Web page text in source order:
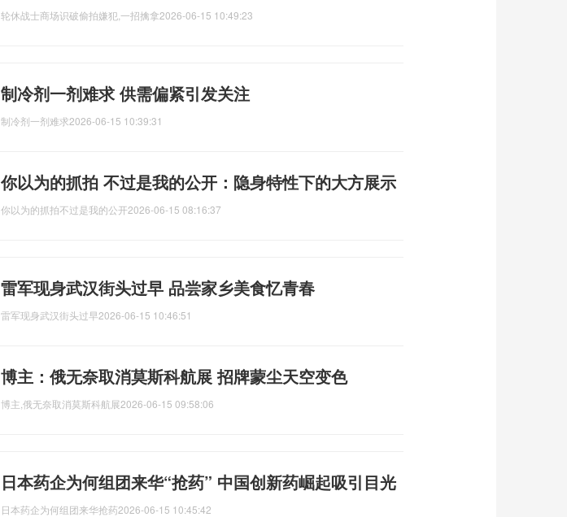
轮休战士商场识破偷拍嫌犯,一招擒拿2026-06-15 10:49:23
制冷剂一剂难求 供需偏紧引发关注
制冷剂一剂难求2026-06-15 10:39:31
你以为的抓拍 不过是我的公开：隐身特性下的大方展示
你以为的抓拍不过是我的公开2026-06-15 08:16:37
雷军现身武汉街头过早 品尝家乡美食忆青春
雷军现身武汉街头过早2026-06-15 10:46:51
博主：俄无奈取消莫斯科航展 招牌蒙尘天空变色
博主,俄无奈取消莫斯科航展2026-06-15 09:58:06
日本药企为何组团来华“抢药” 中国创新药崛起吸引目光
日本药企为何组团来华抢药2026-06-15 10:45:42